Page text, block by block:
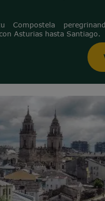
Compostela
Asturias hasta Santiago.